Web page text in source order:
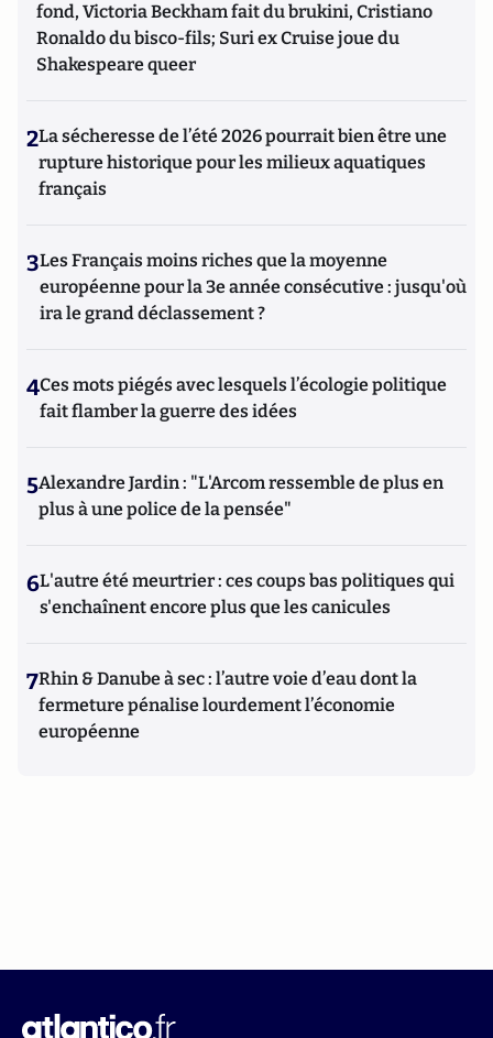
fond, Victoria Beckham fait du brukini, Cristiano
Ronaldo du bisco-fils; Suri ex Cruise joue du
Shakespeare queer
2La sécheresse de l’été 2026 pourrait bien être une
rupture historique pour les milieux aquatiques
français
3Les Français moins riches que la moyenne
européenne pour la 3e année consécutive : jusqu'où
ira le grand déclassement ?
4Ces mots piégés avec lesquels l’écologie politique
fait flamber la guerre des idées
5Alexandre Jardin : "L'Arcom ressemble de plus en
plus à une police de la pensée"
6L'autre été meurtrier : ces coups bas politiques qui
s'enchaînent encore plus que les canicules
7Rhin & Danube à sec : l’autre voie d’eau dont la
fermeture pénalise lourdement l’économie
européenne